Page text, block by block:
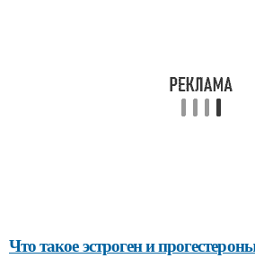
Что такое эстроген и